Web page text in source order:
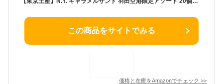
この商品をサイトでみる
価格と在庫をAmazonでチェック >>